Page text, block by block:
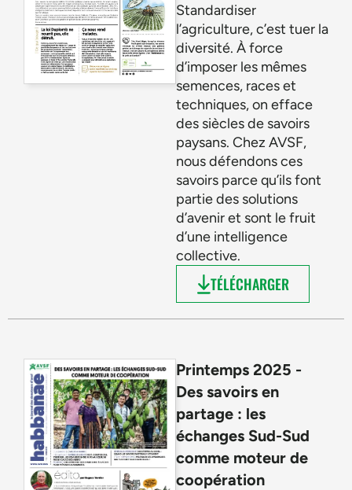
Standardiser
l’agriculture, c’est tuer la
diversité. À force
d’imposer les mêmes
semences, races et
techniques, on efface
des siècles de savoirs
paysans. Chez AVSF,
nous défendons ces
savoirs parce qu’ils font
partie des solutions
d’avenir et sont le fruit
d’une intelligence
collective.
TÉLÉCHARGER
Printemps 2025 -
Des savoirs en
partage : les
échanges Sud-Sud
comme moteur de
coopération